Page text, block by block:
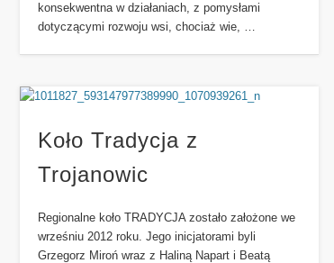
konsekwentna w działaniach, z pomysłami
dotyczącymi rozwoju wsi, chociaż wie, …
Koło Tradycja z
Trojanowic
Regionalne koło TRADYCJA zostało założone we
wrześniu 2012 roku. Jego inicjatorami byli
Grzegorz Miroń wraz z Haliną Napart i Beatą